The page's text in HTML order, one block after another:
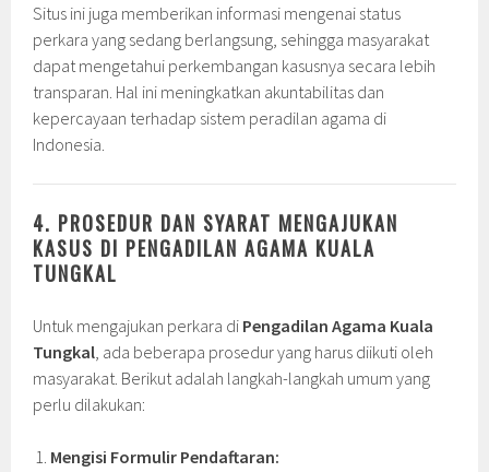
Situs ini juga memberikan informasi mengenai status
perkara yang sedang berlangsung, sehingga masyarakat
dapat mengetahui perkembangan kasusnya secara lebih
transparan. Hal ini meningkatkan akuntabilitas dan
kepercayaan terhadap sistem peradilan agama di
Indonesia.
4. PROSEDUR DAN SYARAT MENGAJUKAN
KASUS DI PENGADILAN AGAMA KUALA
TUNGKAL
Untuk mengajukan perkara di Pengadilan Agama Kuala
Tungkal , ada beberapa prosedur yang harus diikuti oleh
masyarakat. Berikut adalah langkah-langkah umum yang
perlu dilakukan:
Mengisi Formulir Pendaftaran: